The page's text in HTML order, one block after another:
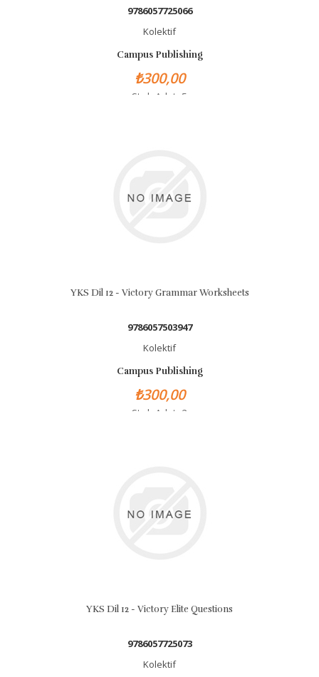
9786057725066
Kolektif
Campus Publishing
₺300,00
Stok Adet: 5
YKS Dil 12 - Victory Grammar Worksheets
9786057503947
Kolektif
Campus Publishing
₺300,00
Stok Adet: 2
YKS Dil 12 - Victory Elite Questions
9786057725073
Kolektif